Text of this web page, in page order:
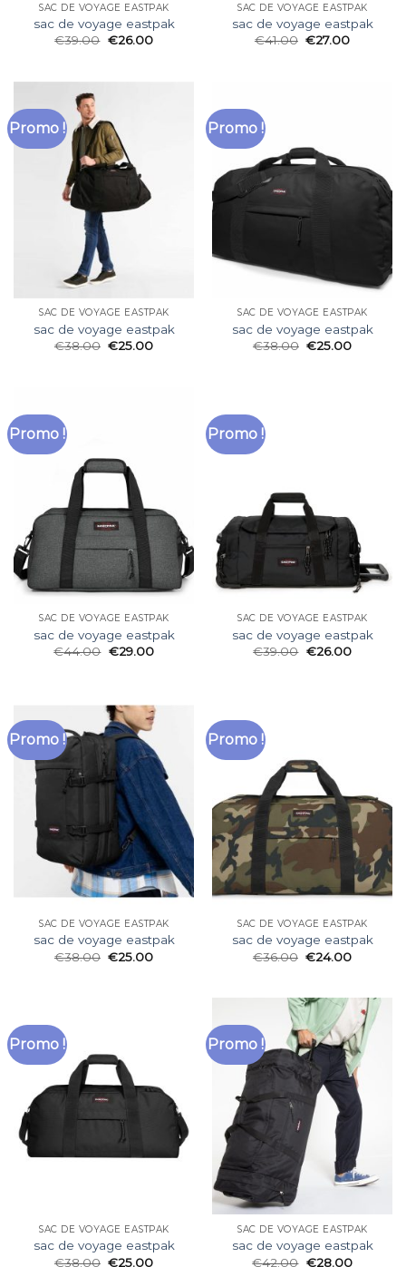
SAC DE VOYAGE EASTPAK
sac de voyage eastpak
€39.00 €26.00
SAC DE VOYAGE EASTPAK
sac de voyage eastpak
€41.00 €27.00
Promo !
SAC DE VOYAGE EASTPAK
sac de voyage eastpak
€38.00 €25.00
Promo !
SAC DE VOYAGE EASTPAK
sac de voyage eastpak
€38.00 €25.00
Promo !
SAC DE VOYAGE EASTPAK
sac de voyage eastpak
€44.00 €29.00
Promo !
SAC DE VOYAGE EASTPAK
sac de voyage eastpak
€39.00 €26.00
Promo !
SAC DE VOYAGE EASTPAK
sac de voyage eastpak
€38.00 €25.00
Promo !
SAC DE VOYAGE EASTPAK
sac de voyage eastpak
€36.00 €24.00
Promo !
SAC DE VOYAGE EASTPAK
sac de voyage eastpak
€38.00 €25.00
Promo !
SAC DE VOYAGE EASTPAK
sac de voyage eastpak
€42.00 €28.00